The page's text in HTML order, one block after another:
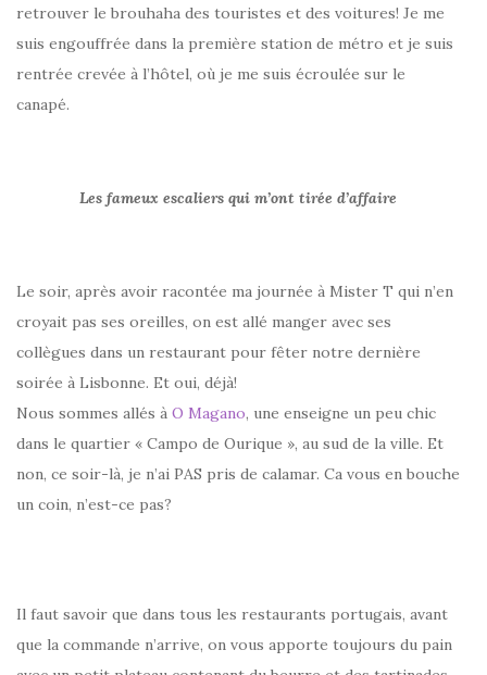
retrouver le brouhaha des touristes et des voitures! Je me
suis engouffrée dans la première station de métro et je suis
rentrée crevée à l’hôtel, où je me suis écroulée sur le
canapé.
Les fameux escaliers qui m’ont tirée d’affaire
Le soir, après avoir racontée ma journée à Mister T qui n’en
croyait pas ses oreilles, on est allé manger avec ses
collègues dans un restaurant pour fêter notre dernière
soirée à Lisbonne. Et oui, déjà!
Nous sommes allés à O Magano, une enseigne un peu chic
dans le quartier « Campo de Ourique », au sud de la ville. Et
non, ce soir-là, je n’ai PAS pris de calamar. Ca vous en bouche
un coin, n’est-ce pas?
Il faut savoir que dans tous les restaurants portugais, avant
que la commande n’arrive, on vous apporte toujours du pain